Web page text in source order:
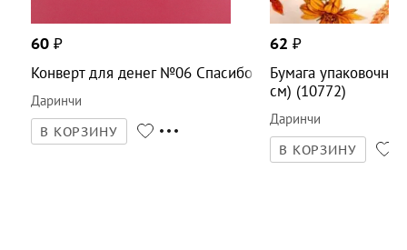
Конверт для денег №06 Спасибо
Даринчи
60 ₽
В КОРЗИНУ
Бумага
см) (10772)
Даринчи
62 ₽
В КОРЗИНУ